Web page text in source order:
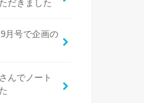
だきました
月号で企画の
んでノート